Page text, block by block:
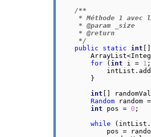
/**
* Méthode 1 avec
     * @param _size
     * @return
     */
public
static int
for ( int i = 1
            intList.
add
        }
int []
Random random =
int pos = 0 ;
while (intList.
pos =